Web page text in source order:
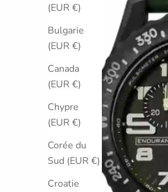
(EUR €)
Bulgarie
(EUR €)
Canada
(EUR €)
Chypre
(EUR €)
Corée du
Sud (EUR €)
Croatie